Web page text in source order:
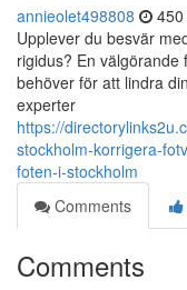
annieolet498808
Upplever du besvär
rigidus? En
behöver för att lindra
experter
https://
stockholm-korrigera-
foten-i-stockholm
Comments
Comments